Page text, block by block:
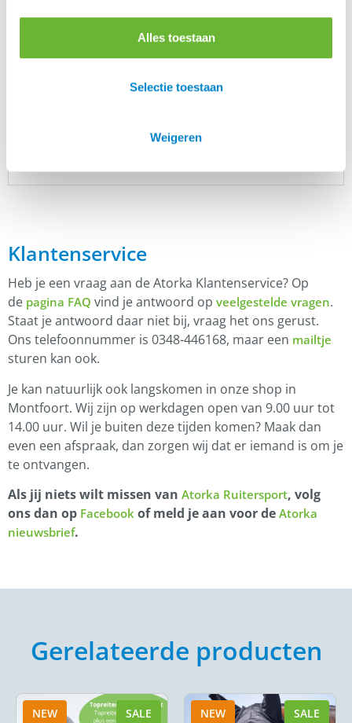
Alles toestaan
Selectie toestaan
Weigeren
Inhoud
100 ml, 250 ml, 500 ml, 1000 ml
Enkel ingelogde klanten die dit product gekocht
hebben, kunnen een beoordeling schrijven.
Klantenservice
Heb je een vraag aan de Atorka Klantenservice? Op
de pagina FAQ vind je antwoord op veelgestelde vragen.
Staat je antwoord daar niet bij, vraag het ons gerust.
Ons telefoonnummer is 0348-446168, maar een mailtje
sturen kan ook.
Je kan natuurlijk ook langskomen in onze shop in
Montfoort. Wij zijn op werkdagen open van 9.00 uur tot
14.00 uur. Wil je buiten deze tijden komen? Maak dan
even een afspraak, dan zorgen wij dat er iemand is om je
te ontvangen.
Als jij niets wilt missen van Atorka Ruitersport, volg
ons dan op Facebook of meld je aan voor de Atorka
nieuwsbrief.
Gerelateerde producten
NEW SALE NEW SALE